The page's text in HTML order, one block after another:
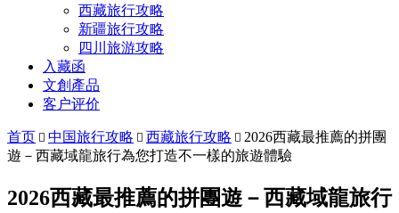
西藏旅行攻略
新疆旅行攻略
四川旅游攻略
入藏函
文創產品
客户评价
首页  中国旅行攻略  西藏旅行攻略  2026西藏最推薦的拼團
遊－西藏域龍旅行為您打造不一樣的旅遊體驗
2026西藏最推薦的拼團遊－西藏域龍旅行